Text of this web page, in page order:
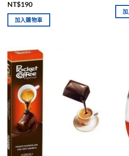
NT$190
加入購物車